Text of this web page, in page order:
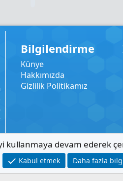
Bilgilendirme
Künye
Hakkımızda
Gizlilik Politikamız
kullanmaya devam ederek
Kabul etmek Daha fazla